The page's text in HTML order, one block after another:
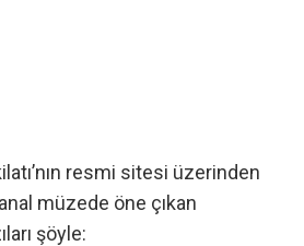
resmi sitesi üzerinden
müzede öne çıkan
şöyle: